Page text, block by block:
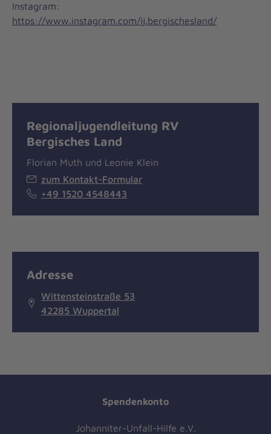
Instagram:
https://www.instagram.com/jj.bergischesland/
Regionaljugendleitung RV
Bergisches Land
Florian Muth und Leonie Klein
zum Kontakt-Formular
+49 1520 4548443
Adresse
Wittensteinstraße 53
42285 Wuppertal
Spendenkonto
Johanniter-Unfall-Hilfe e.V.